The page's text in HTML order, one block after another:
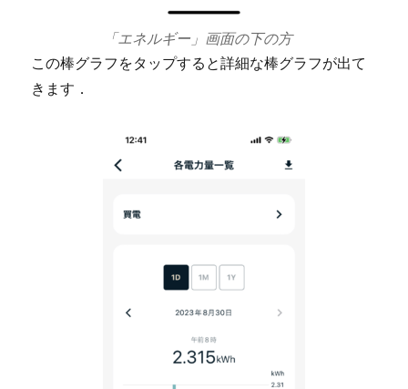
「エネルギー」画面の下の方
この棒グラフをタップすると詳細な棒グラフが出て
きます．